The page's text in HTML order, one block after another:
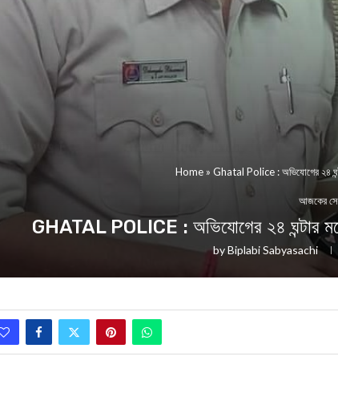
Home» Ghatal Police : অভিযোগের ২৪
আজকের
GHATAL POLICE : অভিযোগের ২৪ ঘন্টার
byBiplabi Sabyasachi